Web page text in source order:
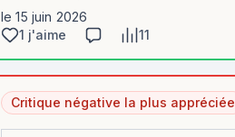
le 15 juin 2026
1 j'aime
11
Critique négative la plus appréciée